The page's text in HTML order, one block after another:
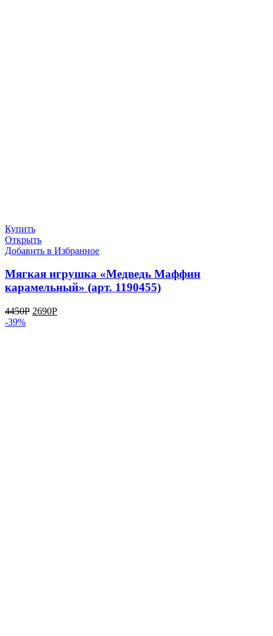
Купить
Открыть
Добавить в Избранное
Мягкая игрушка «Медведь Маффин
карамельный» (арт. 1190455)
4450Р 2690Р
-39%